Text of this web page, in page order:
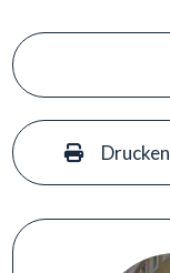
Drucken